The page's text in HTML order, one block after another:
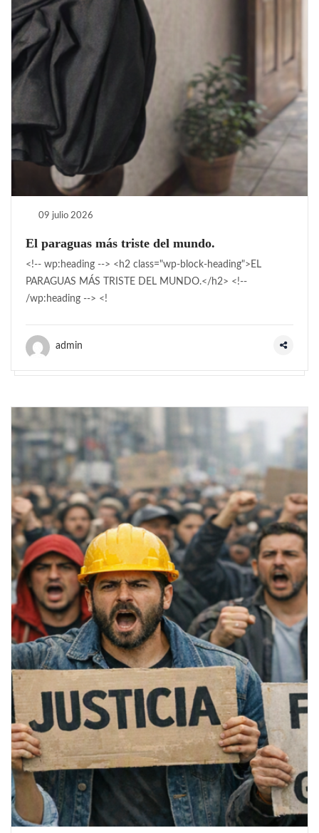
09 julio 2026
El paraguas más triste del mundo.
<!-- wp:heading --> <h2 class="wp-block-heading">EL
PARAGUAS MÁS TRISTE DEL MUNDO.</h2> <!--
/wp:heading --> <!
admin